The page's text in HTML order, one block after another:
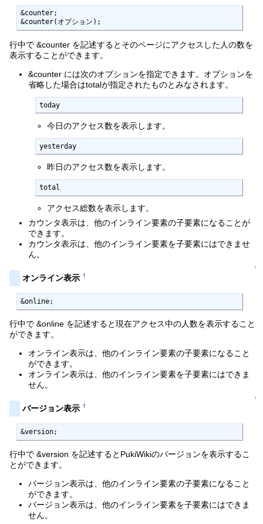
&counter;
&counter(オプション);
行中で &counter を記述するとそのページにアクセスした人の数を
表示することができます。
&counter には次のオプションを指定できます。オプションを
省略した場合はtotalが指定されたものとみなされます。
today
今日のアクセス数を表示します。
yesterday
昨日のアクセス数を表示します。
total
アクセス総数を表示します。
カウンタ表示は、他のインライン要素の子要素になることが
できます。
カウンタ表示は、他のインライン要素を子要素にはできませ
ん。
↑
オンライン表示 †
&online;
行中で &online を記述すると現在アクセス中の人数を表示すること
ができます。
オンライン表示は、他のインライン要素の子要素になること
ができます。
オンライン表示は、他のインライン要素を子要素にはできま
せん。
↑
バージョン表示 †
&version;
行中で &version を記述するとPukiWikiのバージョンを表示するこ
とができます。
バージョン表示は、他のインライン要素の子要素になること
ができます。
バージョン表示は、他のインライン要素を子要素にはできま
せん。